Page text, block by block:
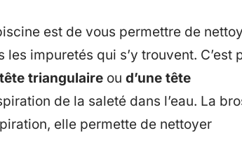
est de vous permettre de
impuretés qui s’y trouvent. C’est
tête triangulaire ​​​ou d’une tête
de la saleté dans l’eau. La
elle permette de nettoyer